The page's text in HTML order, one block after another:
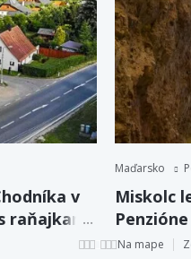
v
raňajkami
Maďarsko
Miskolc
welcome
Na mape